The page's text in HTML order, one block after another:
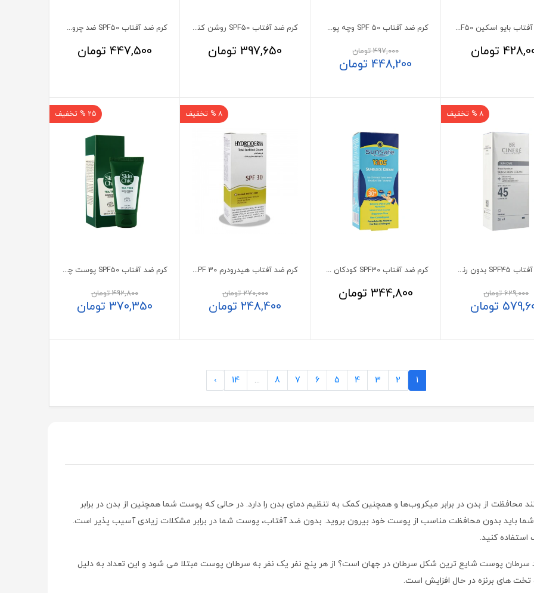
کرم ضد آفتاب بایو اسکین SPF50 پوست چرب
تومان
کرم ضد آفتاب SPF 50 وچه پوست خشک و معمولی بژ طبیعی 40 میلی لیتر
497,000تومان
448,200تومان
کرم ضد آفتاب SPF50 روشن کننده بژ روشن سان سیف
397,650تومان
کرم ضد آفتاب SPF50 ضد چروک بی رنگ سان سیف
447,500 تومان
8 % تخفیف
کرم ضد آفتاب SPF45 بدون رنگ آقایان سینره
629,000تومان
تومان
کرم ضد آفتاب SPF30 کودکان سان سیف 50 میلی لیتر
344,800 تومان
8 % تخفیف
کرم ضد آفتاب هیدرودرم SPF 30 بی رنگ پوست معمولی و خشک 50 میلی لیتر
270,000تومان
248,400تومان
25 % تخفیف
کرم ضد آفتاب SPF50 پوست چرب اسکین شیک حاوی روغن درخت چای
492,800تومان
370,350 تومان
1
2
3
4
5
6
7
8
...
14
›
از بدن در برابر میکروب‌ها و همچنین کمک به تنظیم دمای بدن را دارد. در حالی که پوست شما همچنین از بدن در برابر
باید بدون محافظت مناسب از پوست خود بیرون بروید. بدون ضد آفتاب، پوست شما در برابر مشکلات زیادی آسیب پذیر است.
استفاده کنید.
سرطان پوست شایع ترین شکل سرطان در جهان است؟ از هر پنج نفر یک نفر به سرطان پوست مبتلا می شود و این تعداد به دلیل
تخت های برنزه در حال افزایش است.